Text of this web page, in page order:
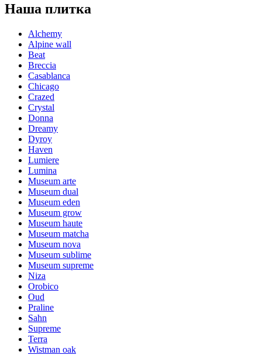
Наша плитка
Alchemy
Alpine wall
Beat
Breccia
Casablanca
Chicago
Crazed
Crystal
Donna
Dreamy
Dyroy
Haven
Lumiere
Lumina
Museum arte
Museum dual
Museum eden
Museum grow
Museum haute
Museum matcha
Museum nova
Museum sublime
Museum supreme
Niza
Orobico
Oud
Praline
Sahn
Supreme
Terra
Wistman oak